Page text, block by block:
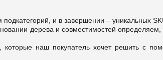
и в завершении – уникальных
дерева и совместимостей определяем,
наш покупатель хочет решить с